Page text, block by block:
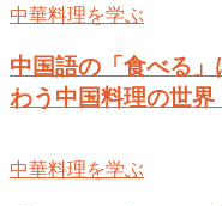
中華料理を学ぶ
中国語の「食べる
わう中国料理の世界
中華料理を学ぶ